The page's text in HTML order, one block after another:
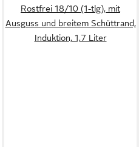
Rostfrei 18/10 (1-tlg), mit
Ausguss und breitem Schüttrand,
Induktion, 1,7 Liter